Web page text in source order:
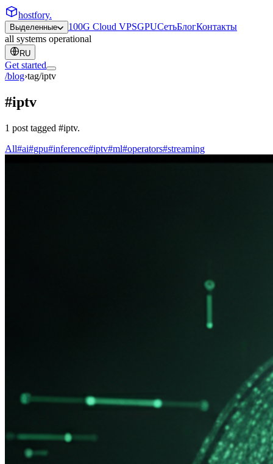
hostfory.
Выделенные 100G Cloud VPSGPUСетьБлогКонтакты
all systems operational
RU
Get started
/blog›tag/iptv
#iptv
1 post tagged #iptv.
All#ai#gpu#inference#iptv#ml#operators#streaming